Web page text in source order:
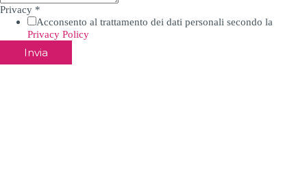
Privacy *
Acconsento al trattamento dei dati personali secondo la
Privacy Policy
Invia